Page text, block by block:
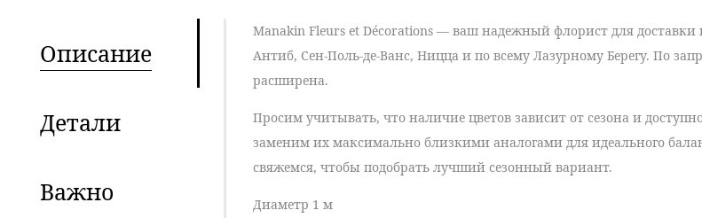
Описание
Детали
Важно
Manakin Fleurs et Décorations — ваш надежный флорист для доставки
Антиб, Сен-Поль-де-Ванс, Ницца и по всему Лазурному Берегу. По
расширена.
Просим учитывать, что наличие цветов зависит от сезона и
заменим их максимально близкими аналогами для идеального
свяжемся, чтобы подобрать лучший сезонный вариант.
Диаметр 1 м